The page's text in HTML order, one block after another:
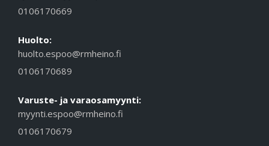
0106170669
Huolto:
huolto.espoo@rmheino.fi
0106170689
Varuste- ja varaosamyynti:
myynti.espoo@rmheino.fi
0106170679